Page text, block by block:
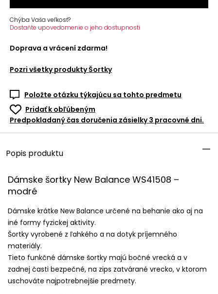
Chýba Vaša veľkosť?
Dostaňte upovedomenie o jeho dostupnosti
Doprava a vrácení zdarma!
Pozri všetky produktyŠortky
Položte otázku týkajúcu sa tohto predmetu
Pridať k obľúbeným
Predpokladaný čas doručenia zásielky 3 pracovné dni.
Popis produktu
Dámske šortky New Balance WS41508 –
modré
Dámske krátke New Balance určené na behanie ako aj na
iné formy fyzickej aktivity.
Šortky vyrobené z ľahkého a na dotyk príjemného
materiály.
Tieto funkčné dámske šortky majú bočné vrecká a v
zadnej časti bezpečné, na zips zatvárané vrecko, v ktorom
uschováte najpotrebnejšie predmety.